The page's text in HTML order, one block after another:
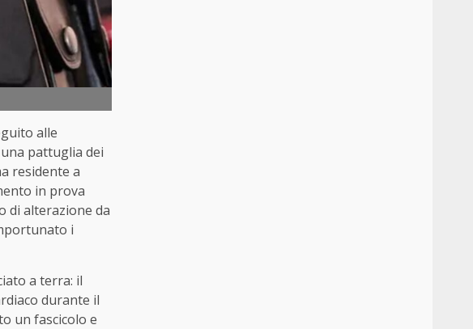
alle
pattuglia dei
residente a
in prova
di alterazione da
i
a terra: il
durante il
un fascicolo e